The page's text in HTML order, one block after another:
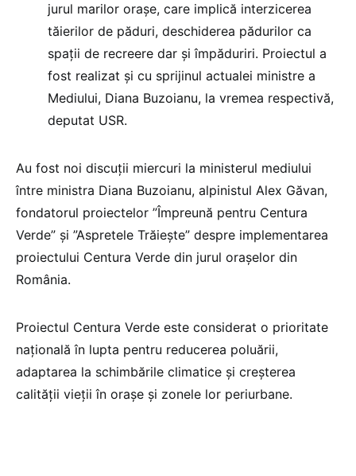
jurul marilor orașe, care implică interzicerea
tăierilor de păduri, deschiderea pădurilor ca
spații de recreere dar și împăduriri. Proiectul a
fost realizat și cu sprijinul actualei ministre a
Mediului, Diana Buzoianu, la vremea respectivă,
deputat USR.
Au fost noi discuții miercuri la ministerul mediului
între ministra Diana Buzoianu, alpinistul Alex Găvan,
fondatorul proiectelor ”Împreună pentru Centura
Verde” și ”Aspretele Trăiește” despre implementarea
proiectului Centura Verde din jurul orașelor din
România.
Proiectul Centura Verde este considerat o prioritate
națională în lupta pentru reducerea poluării,
adaptarea la schimbările climatice și creșterea
calității vieții în orașe și zonele lor periurbane.